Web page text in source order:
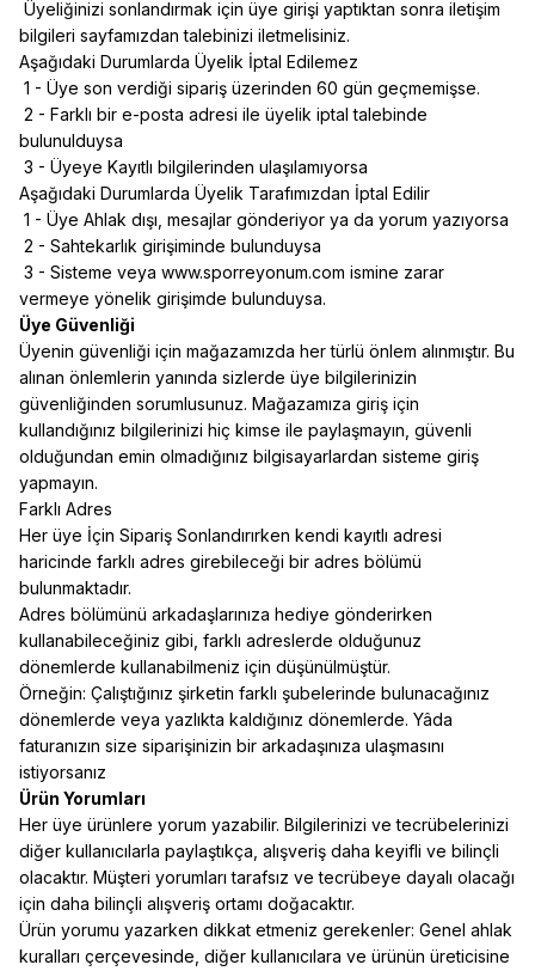
Üyeliğinizi sonlandırmak için üye girişi yaptıktan sonra iletişim
bilgileri sayfamızdan talebinizi iletmelisiniz.
Aşağıdaki Durumlarda Üyelik İptal Edilemez
1 - Üye son verdiği sipariş üzerinden 60 gün geçmemişse.
2 - Farklı bir e-posta adresi ile üyelik iptal talebinde
bulunulduysa
3 - Üyeye Kayıtlı bilgilerinden ulaşılamıyorsa
Aşağıdaki Durumlarda Üyelik Tarafımızdan İptal Edilir
1 - Üye Ahlak dışı, mesajlar gönderiyor ya da yorum yazıyorsa
2 - Sahtekarlık girişiminde bulunduysa
3 - Sisteme veya www.sporreyonum.com ismine zarar
vermeye yönelik girişimde bulunduysa.
Üye Güvenliği
Üyenin güvenliği için mağazamızda her türlü önlem alınmıştır. Bu
alınan önlemlerin yanında sizlerde üye bilgilerinizin
güvenliğinden sorumlusunuz. Mağazamıza giriş için
kullandığınız bilgilerinizi hiç kimse ile paylaşmayın, güvenli
olduğundan emin olmadığınız bilgisayarlardan sisteme giriş
yapmayın.
Farklı Adres
Her üye İçin Sipariş Sonlandırırken kendi kayıtlı adresi
haricinde farklı adres girebileceği bir adres bölümü
bulunmaktadır.
Adres bölümünü arkadaşlarınıza hediye gönderirken
kullanabileceğiniz gibi, farklı adreslerde olduğunuz
dönemlerde kullanabilmeniz için düşünülmüştür.
Örneğin: Çalıştığınız şirketin farklı şubelerinde bulunacağınız
dönemlerde veya yazlıkta kaldığınız dönemlerde. Yâda
faturanızın size siparişinizin bir arkadaşınıza ulaşmasını
istiyorsanız
Ürün Yorumları
Her üye ürünlere yorum yazabilir. Bilgilerinizi ve tecrübelerinizi
diğer kullanıcılarla paylaştıkça, alışveriş daha keyifli ve bilinçli
olacaktır. Müşteri yorumları tarafsız ve tecrübeye dayalı olacağı
için daha bilinçli alışveriş ortamı doğacaktır.
Ürün yorumu yazarken dikkat etmeniz gerekenler: Genel ahlak
kuralları çerçevesinde, diğer kullanıcılara ve ürünün üreticisine